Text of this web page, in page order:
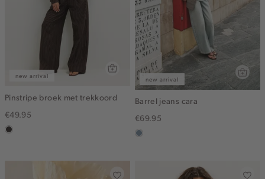
new arrival
Pinstripe broek met trekkoord
€49.95
choco
new arrival
Barrel jeans cara
€69.95
dusty